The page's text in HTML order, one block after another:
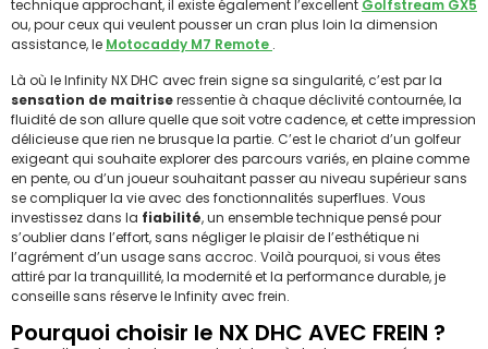
technique approchant, il existe également l’excellent Golfstream GX5
ou, pour ceux qui veulent pousser un cran plus loin la dimension
assistance, le Motocaddy M7 Remote .
Là où le Infinity NX DHC avec frein signe sa singularité, c’est par la
sensation de maitriseressentie à chaque déclivité contournée, la
fluidité de son allure quelle que soit votre cadence, et cette impression
délicieuse que rien ne brusque la partie. C’est le chariot d’un golfeur
exigeant qui souhaite explorer des parcours variés, en plaine comme
en pente, ou d’un joueur souhaitant passer au niveau supérieur sans
se compliquer la vie avec des fonctionnalités superflues. Vous
investissez dans la fiabilité, un ensemble technique pensé pour
s’oublier dans l’effort, sans négliger le plaisir de l’esthétique ni
l’agrément d’un usage sans accroc. Voilà pourquoi, si vous êtes
attiré par la tranquillité, la modernité et la performance durable, je
conseille sans réserve le Infinity avec frein.
Pourquoi choisir le NX DHC AVEC FREIN ?